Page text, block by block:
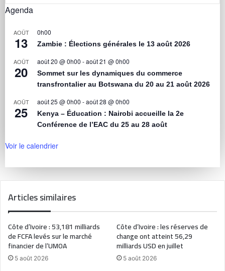
Agenda
AOÛT
13
0h00
Zambie : Élections générales le 13 août 2026
AOÛT
20
août 20 @ 0h00 -août 21 @ 0h00
Sommet sur les dynamiques du commerce
transfrontalier au Botswana du 20 au 21 août 2026
AOÛT
25
août 25 @ 0h00 -août 28 @ 0h00
Kenya – Éducation : Nairobi accueille la 2e
Conférence de l’EAC du 25 au 28 août
Voir le calendrier
Articles similaires
Côte d’Ivoire : 53,181 milliards
de FCFA levés sur le marché
financier de l’UMOA
5 août 2026
Côte d’Ivoire : les réserves de
change ont atteint 56,29
milliards USD en juillet
5 août 2026